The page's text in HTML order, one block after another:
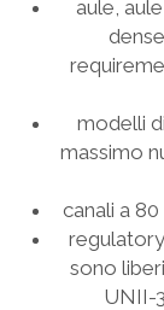
aule,
modelli
massimo
canali a
sono
UNII-